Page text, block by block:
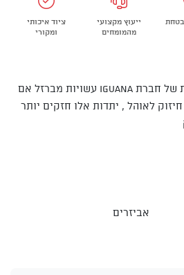
ייעוץ מקצועי
מהמומחים
ציוד איכותי
ומקורי
2 סטים של 6 יחדות של חברת IGUANA עשויות מברזל אם
לאוהל , יתדות אלו חזקים יותר
אביזרים